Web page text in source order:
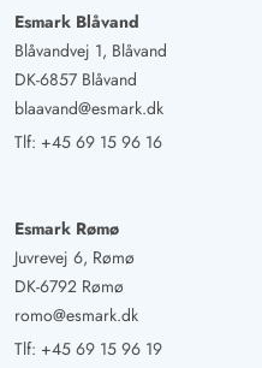
Esmark Blåvand
Blåvandvej 1, Blåvand
DK-6857 Blåvand
blaavand@esmark.dk
Tlf: +45 69 15 96 16
Esmark Rømø
Juvrevej 6, Rømø
DK-6792 Rømø
romo@esmark.dk
Tlf: +45 69 15 96 19